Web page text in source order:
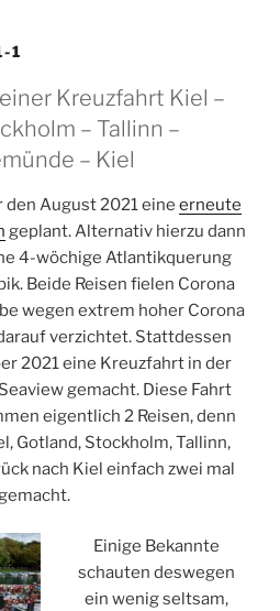
1
Kreuzfahrt Kiel –
– Tallinn –
– Kiel
August 2021 eine erneute
geplant. Alternativ hierzu dann
4-wöchige Atlantikquerung
Beide Reisen fielen Corona
wegen extrem hoher Corona
verzichtet. Stattdessen
2021 eine Kreuzfahrt in der
gemacht. Diese Fahrt
eigentlich 2 Reisen, denn
Gotland, Stockholm, Tallinn,
nach Kiel einfach zwei mal
Einige Bekannte
schauten deswegen
ein wenig seltsam,